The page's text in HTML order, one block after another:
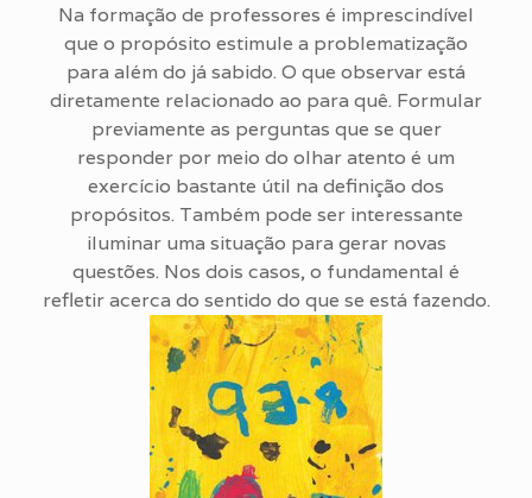
Na formação de professores é imprescindível
que o propósito estimule a problematização
para além do já sabido. O que observar está
diretamente relacionado ao para quê. Formular
previamente as perguntas que se quer
responder por meio do olhar atento é um
exercício bastante útil na definição dos
propósitos. Também pode ser interessante
iluminar uma situação para gerar novas
questões. Nos dois casos, o fundamental é
refletir acerca do sentido do que se está fazendo.